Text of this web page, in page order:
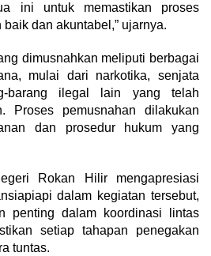
ini untuk memastikan proses
dan akuntabel,” ujarnya.
dimusnahkan meliputi berbagai
mulai dari narkotika, senjata
barang ilegal lain yang telah
Proses pemusnahan dilakukan
dan prosedur hukum yang
Rokan Hilir mengapresiasi
dalam kegiatan tersebut,
penting dalam koordinasi lintas
setiap tahapan penegakan
tuntas.